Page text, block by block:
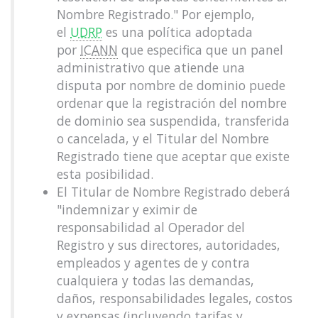
Nombre Registrado." Por ejemplo,
el UDRP es una política adoptada
por ICANN que especifica que un panel
administrativo que atiende una
disputa por nombre de dominio puede
ordenar que la registración del nombre
de dominio sea suspendida, transferida
o cancelada, y el Titular del Nombre
Registrado tiene que aceptar que existe
esta posibilidad.
El Titular de Nombre Registrado deberá
"indemnizar y eximir de
responsabilidad al Operador del
Registro y sus directores, autoridades,
empleados y agentes de y contra
cualquiera y todas las demandas,
daños, responsabilidades legales, costos